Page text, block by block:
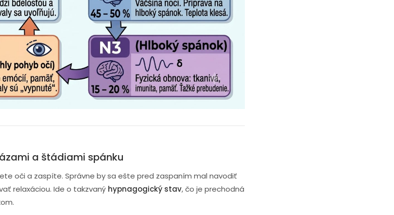
a štádiami spánku
oči a zaspíte. Správne by sa ešte pred zaspaním mal navodiť
relaxáciou. Ide o takzvaný hypnagogický stav, čo je prechodná